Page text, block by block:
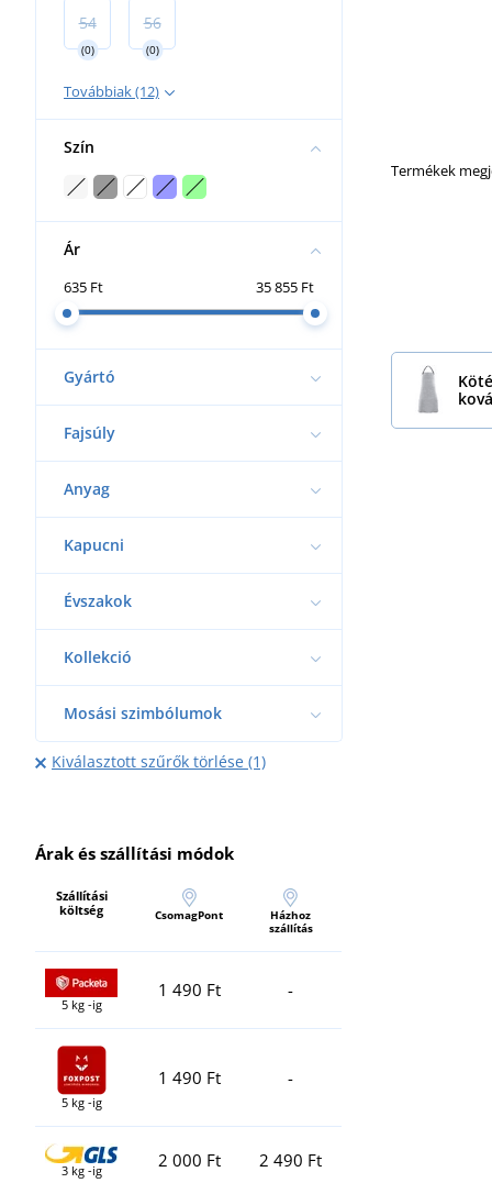
54
(0)
56
(0)
Továbbiak (12)
Szín
Ár
635 Ft 35 855 Ft
Gyártó
Fajsúly
Anyag
Kapucni
Évszakok
Kollekció
Mosási szimbólumok
Kiválasztott szűrők törlése (1)
Árak és szállítási módok
Szállítási
költség
CsomagPont
Házhoz
szállítás
5 kg -ig
1 490 Ft -
5 kg -ig
1 490 Ft -
3 kg -ig 2 000 Ft 2 490 Ft
Termékek